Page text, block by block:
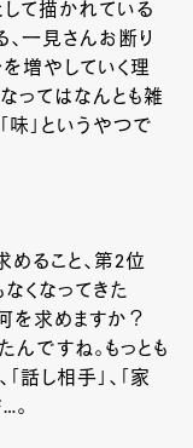
て描かれている
一見さんお断り
増やしていく理
ってはなんとも雑
味」というやつで
めること、第2位
なくなってきた
を求めますか？
ですね。もっとも
話し相手」、「家
。